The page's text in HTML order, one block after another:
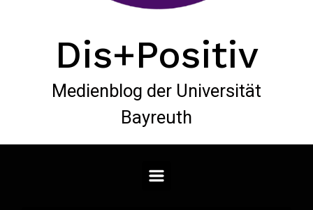
Dis+Positiv
Medienblog der Universität
Bayreuth